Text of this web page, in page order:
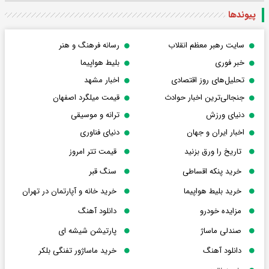
پیوندها
سایت رهبر معظم انقلاب
رسانه فرهنگ و هنر
خبر فوری
بلیط هواپیما
تحلیل‌های روز اقتصادی
اخبار مشهد
جنجالی‌ترین اخبار حوادث
قیمت میلگرد اصفهان
دنیای ورزش
ترانه و موسیقی
اخبار ایران و جهان
دنیای فناوری
تاریخ را ورق بزنید
قیمت تتر امروز
خرید پنکه اقساطی
سنگ قبر
خرید بلیط هواپیما
خرید خانه و آپارتمان در تهران
مزایده خودرو
دانلود آهنگ
صندلی ماساژ
پارتیشن شیشه ای
دانلود آهنگ
خرید ماساژور تفنگی بلکر